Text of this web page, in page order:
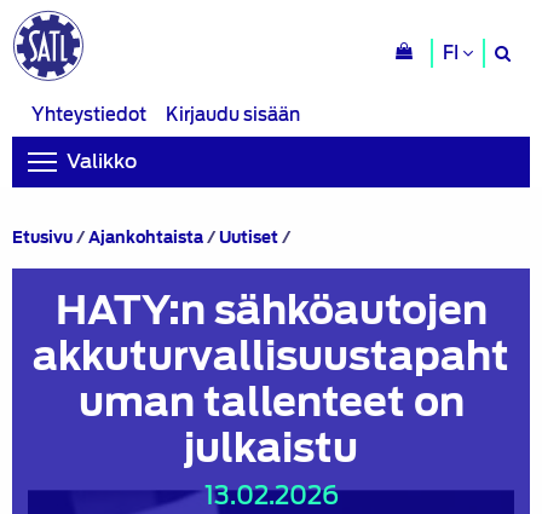
FI
Yhteystiedot
Kirjaudu sisään
Valikko
Etusivu/Ajankohtaista/Uutiset/HATY:n
tallenteet
on
julkaistu
HATY:n sähköautojen
akkuturvallisuustapaht
uman tallenteet on
julkaistu
13.02.2026